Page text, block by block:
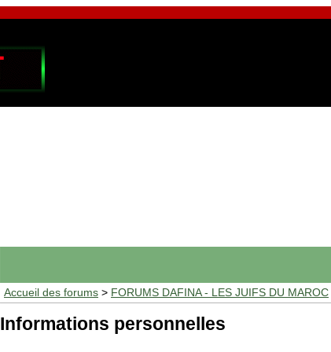
Accueil des forums > FORUMS DAFINA - LES JUIFS DU MAROC
Informations personnelles